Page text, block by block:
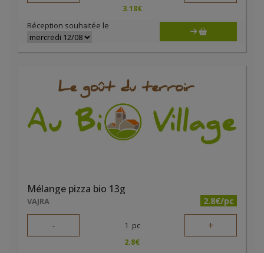
3.18€
Réception souhaitée le
Mélange pizza bio 13g
VAJRA 2.8€/pc
- 1 pc +
2.8€